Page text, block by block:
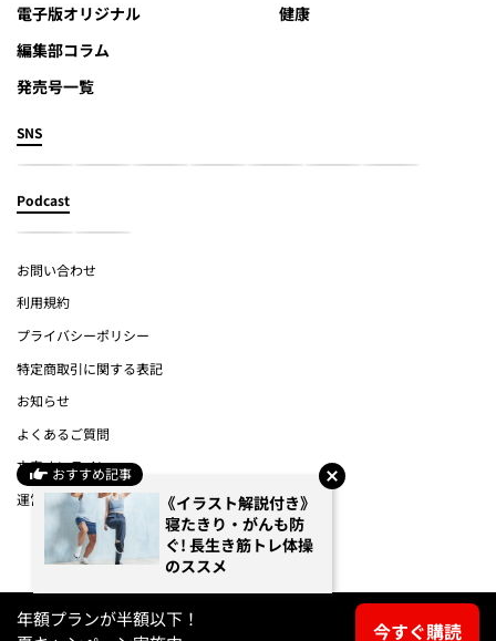
おすすめ記事
《イラスト解説付き》
寝たきり・がんも防
ぐ! 長生き筋トレ体操
のススメ
電子版オリジナル
編集部コラム
発売号一覧
健康
SNS
Podcast
お問い合わせ
利用規約
プライバシーポリシー
特定商取引に関する表記
お知らせ
よくあるご質問
文春オンライン
運営会社
(c) Bungeishunju Ltd.
年額プランが半額以下！
今すぐ購読